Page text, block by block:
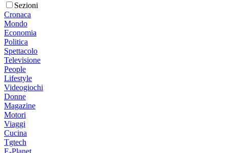
Sezioni
Cronaca
Mondo
Economia
Politica
Spettacolo
Televisione
People
Lifestyle
Videogiochi
Donne
Magazine
Motori
Viaggi
Cucina
Tgtech
E-Planet